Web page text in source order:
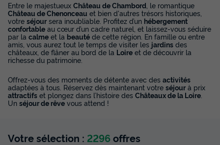
Entre le majestueux Château de Chambord , le romantique
Château de Chenonceau et bien d'autres trésors historiques,
votre séjour sera inoubliable. Profitez d’un hébergement
confortable au cœur d’un cadre naturel, et laissez-vous séduire
par la calme et la beauté de cette région. En famille ou entre
amis, vous aurez tout le temps de visiter les jardins des
châteaux, de flâner au bord de la Loire et de découvrir la
richesse du patrimoine.
Offrez-vous des moments de détente avec des activités
adaptées à tous. Réservez dès maintenant votre séjour à prix
attractifs et plongez dans l’histoire des Châteaux de la Loire
Un séjour de rêvevous attend !
Votre sélection : 2296offres